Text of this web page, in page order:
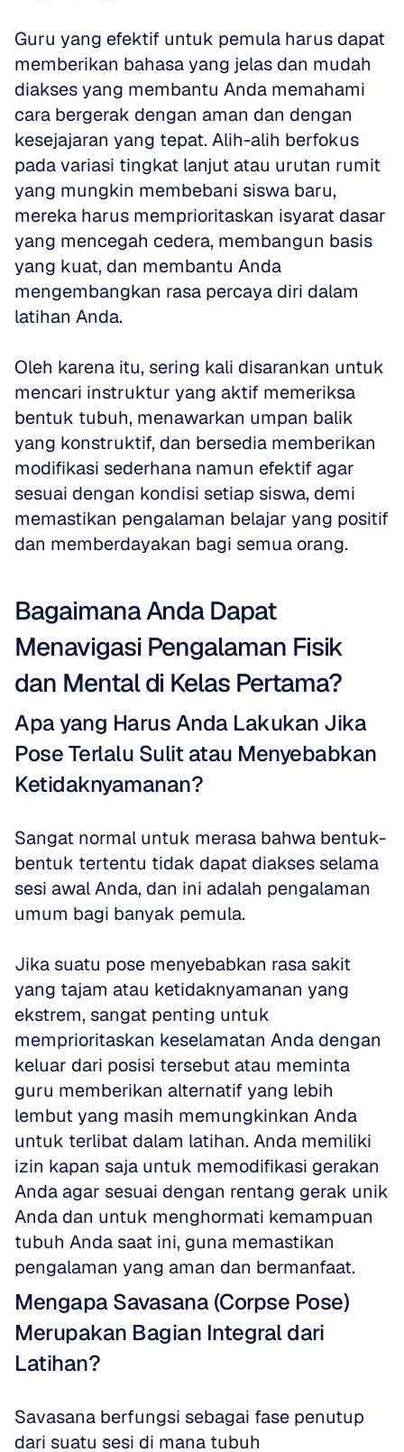
Guru yang efektif untuk pemula harus dapat
memberikan bahasa yang jelas dan mudah
diakses yang membantu Anda memahami
cara bergerak dengan aman dan dengan
kesejajaran yang tepat. Alih-alih berfokus
pada variasi tingkat lanjut atau urutan rumit
yang mungkin membebani siswa baru,
mereka harus memprioritaskan isyarat dasar
yang mencegah cedera, membangun basis
yang kuat, dan membantu Anda
mengembangkan rasa percaya diri dalam
latihan Anda.
Oleh karena itu, sering kali disarankan untuk
mencari instruktur yang aktif memeriksa
bentuk tubuh, menawarkan umpan balik
yang konstruktif, dan bersedia memberikan
modifikasi sederhana namun efektif agar
sesuai dengan kondisi setiap siswa, demi
memastikan pengalaman belajar yang positif
dan memberdayakan bagi semua orang.
Bagaimana Anda Dapat
Menavigasi Pengalaman Fisik
dan Mental di Kelas Pertama?
Apa yang Harus Anda Lakukan Jika
Pose Terlalu Sulit atau Menyebabkan
Ketidaknyamanan?
Sangat normal untuk merasa bahwa bentuk-
bentuk tertentu tidak dapat diakses selama
sesi awal Anda, dan ini adalah pengalaman
umum bagi banyak pemula.
Jika suatu pose menyebabkan rasa sakit
yang tajam atau ketidaknyamanan yang
ekstrem, sangat penting untuk
memprioritaskan keselamatan Anda dengan
keluar dari posisi tersebut atau meminta
guru memberikan alternatif yang lebih
lembut yang masih memungkinkan Anda
untuk terlibat dalam latihan. Anda memiliki
izin kapan saja untuk memodifikasi gerakan
Anda agar sesuai dengan rentang gerak unik
Anda dan untuk menghormati kemampuan
tubuh Anda saat ini, guna memastikan
pengalaman yang aman dan bermanfaat.
Mengapa Savasana (Corpse Pose)
Merupakan Bagian Integral dari
Latihan?
Savasana berfungsi sebagai fase penutup
dari suatu sesi di mana tubuh